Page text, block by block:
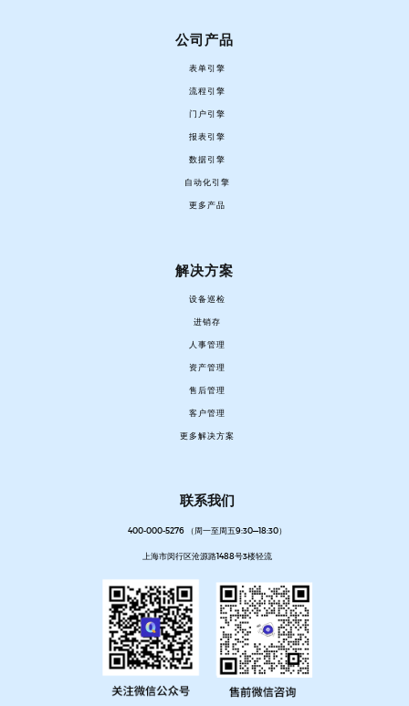
公司产品
表单引擎
流程引擎
门户引擎
报表引擎
数据引擎
自动化引擎
更多产品
解决方案
设备巡检
进销存
人事管理
资产管理
售后管理
客户管理
更多解决方案
联系我们
400-000-5276 （周一至周五9:30—18:30）
上海市闵行区沧源路1488号3楼轻流